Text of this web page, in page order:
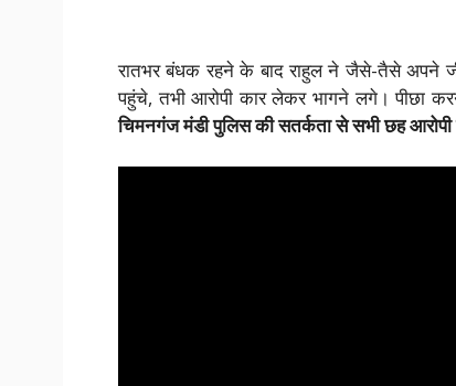
रातभर बंधक रहने के बाद राहुल ने जैसे-तैसे अपने
पहुंचे, तभी आरोपी कार लेकर भागने लगे। पीछा
चिमनगंज मंडी पुलिस की सतर्कता से सभी छह आरोपी